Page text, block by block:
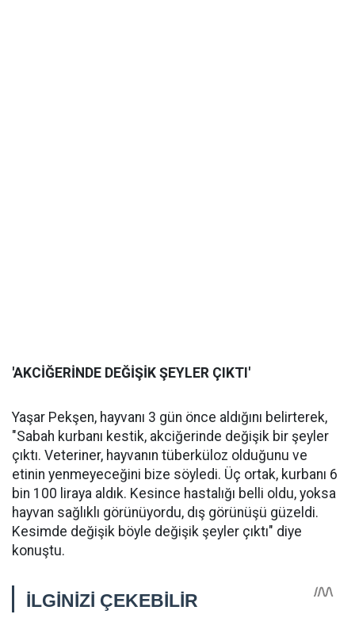
'AKCİĞERİNDE DEĞİŞİK ŞEYLER ÇIKTI'
Yaşar Pekşen, hayvanı 3 gün önce aldığını belirterek,
"Sabah kurbanı kestik, akciğerinde değişik bir şeyler
çıktı. Veteriner, hayvanın tüberküloz olduğunu ve
etinin yenmeyeceğini bize söyledi. Üç ortak, kurbanı 6
bin 100 liraya aldık. Kesince hastalığı belli oldu, yoksa
hayvan sağlıklı görünüyordu, dış görünüşü güzeldi.
Kesimde değişik böyle değişik şeyler çıktı" diye
konuştu.